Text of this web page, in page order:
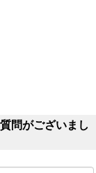
問がございまし